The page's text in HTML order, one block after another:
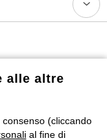
alle altre
(cliccando
al fine di